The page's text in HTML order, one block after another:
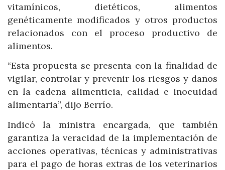
vitamínicos, dietéticos, alimentos
genéticamente modificados y otros productos
relacionados con el proceso productivo de
alimentos.
“Esta propuesta se presenta con la finalidad de
vigilar, controlar y prevenir los riesgos y daños
en la cadena alimenticia, calidad e inocuidad
alimentaria”, dijo Berrío.
Indicó la ministra encargada, que también
garantiza la veracidad de la implementación de
acciones operativas, técnicas y administrativas
para el pago de horas extras de los veterinarios